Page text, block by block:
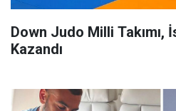
Down Judo Milli Takımı,
Kazandı